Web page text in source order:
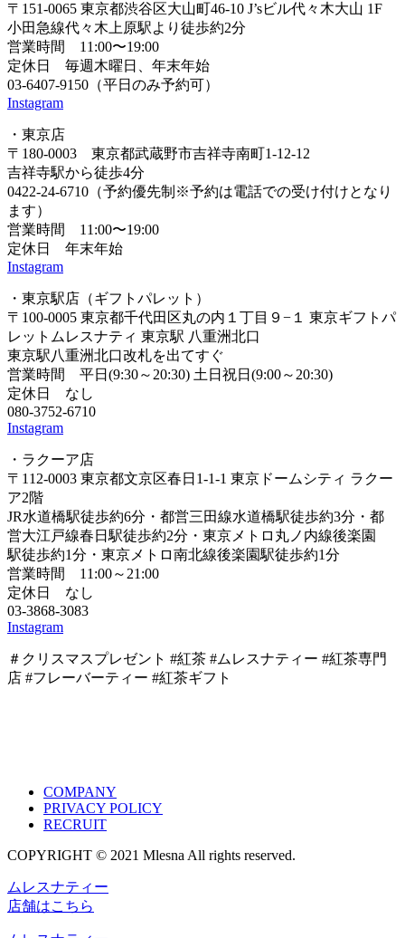
〒151-0065 東京都渋谷区大山町46-10 J’sビル代々木大山 1F
小田急線代々木上原駅より徒歩約2分
営業時間 11:00〜19:00
定休日 毎週木曜日、年末年始
03-6407-9150（平日のみ予約可）
Instagram
・東京店
〒180-0003 東京都武蔵野市吉祥寺南町1-12-12
吉祥寺駅から徒歩4分
0422-24-6710（予約優先制※予約は電話での受け付けとなり
ます）
営業時間 11:00〜19:00
定休日 年末年始
Instagram
・東京駅店（ギフトパレット）
〒100-0005 東京都千代田区丸の内１丁目９−１ 東京ギフトパ
レットムレスナティ 東京駅 八重洲北口
東京駅八重洲北口改札を出てすぐ
営業時間 平日(9:30～20:30) 土日祝日(9:00～20:30)
定休日 なし
080-3752-6710
Instagram
・ラクーア店
〒112-0003 東京都文京区春日1-1-1 東京ドームシティ ラクー
ア2階
JR水道橋駅徒歩約6分・都営三田線水道橋駅徒歩約3分・都
営大江戸線春日駅徒歩約2分・東京メトロ丸ノ内線後楽園
駅徒歩約1分・東京メトロ南北線後楽園駅徒歩約1分
営業時間 11:00～21:00
定休日 なし
03-3868-3083
Instagram
＃クリスマスプレゼント #紅茶 #ムレスナティー #紅茶専門
店 #フレーバーティー #紅茶ギフト
COMPANY
PRIVACY POLICY
RECRUIT
COPYRIGHT © 2021 Mlesna All rights reserved.
ムレスナティー
店舗はこちら